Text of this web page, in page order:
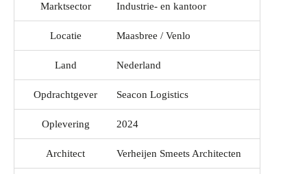
Marktsector Industrie- en kantoor
Locatie Maasbree / Venlo
Land Nederland
Opdrachtgever Seacon Logistics
Oplevering 2024
Architect Verheijen Smeets Architecten